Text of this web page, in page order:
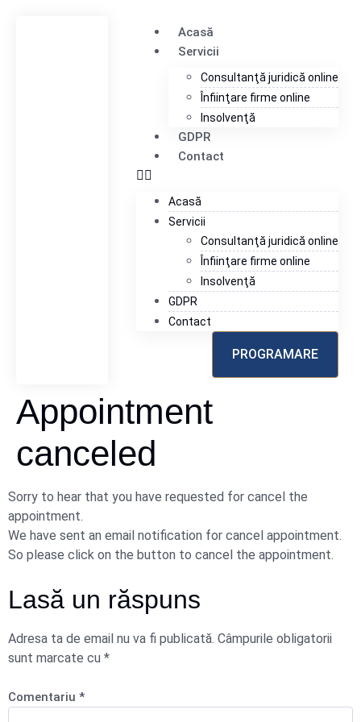
Acasă
Servicii
Consultanţă juridică online
Înfiinţare firme online
Insolvenţă
GDPR
Contact
Acasă
Servicii
Consultanţă juridică online
Înfiinţare firme online
Insolvenţă
GDPR
Contact
PROGRAMARE
Appointment
canceled
Sorry to hear that you have requested for cancel the
appointment.
We have sent an email notification for cancel appointment.
So please click on the button to cancel the appointment.
Lasă un răspuns
Adresa ta de email nu va fi publicată. Câmpurile obligatorii
sunt marcate cu *
Comentariu *